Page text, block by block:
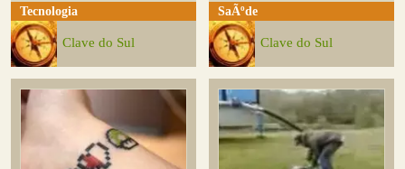
Tecnologia
Clave do Sul
SaÃºde
Clave do Sul